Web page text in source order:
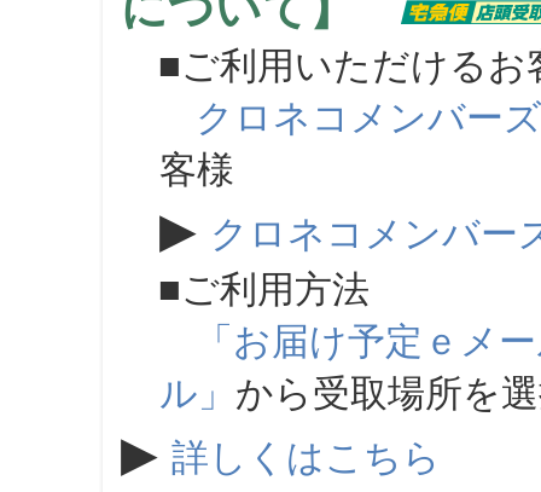
■ご利用いただけるお
クロネコメンバーズ
客様
▶ クロネコメンバー
■ご利用方法
「お届け予定ｅメ
ル」 から受取場所を
▶ 詳しくはこちら